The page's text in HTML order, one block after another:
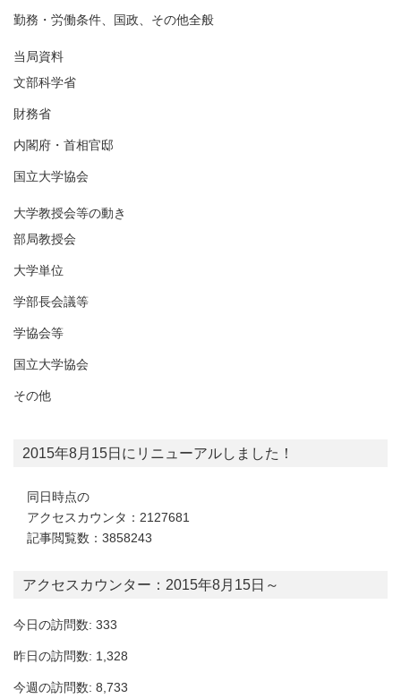
勤務・労働条件、国政、その他全般
当局資料
文部科学省
財務省
内閣府・首相官邸
国立大学協会
大学教授会等の動き
部局教授会
大学単位
学部長会議等
学協会等
国立大学協会
その他
2015年8月15日にリニューアルしました！
同日時点の
アクセスカウンタ：2127681
記事閲覧数：3858243
アクセスカウンター：2015年8月15日～
今日の訪問数: 333
昨日の訪問数: 1,328
今週の訪問数: 8,733